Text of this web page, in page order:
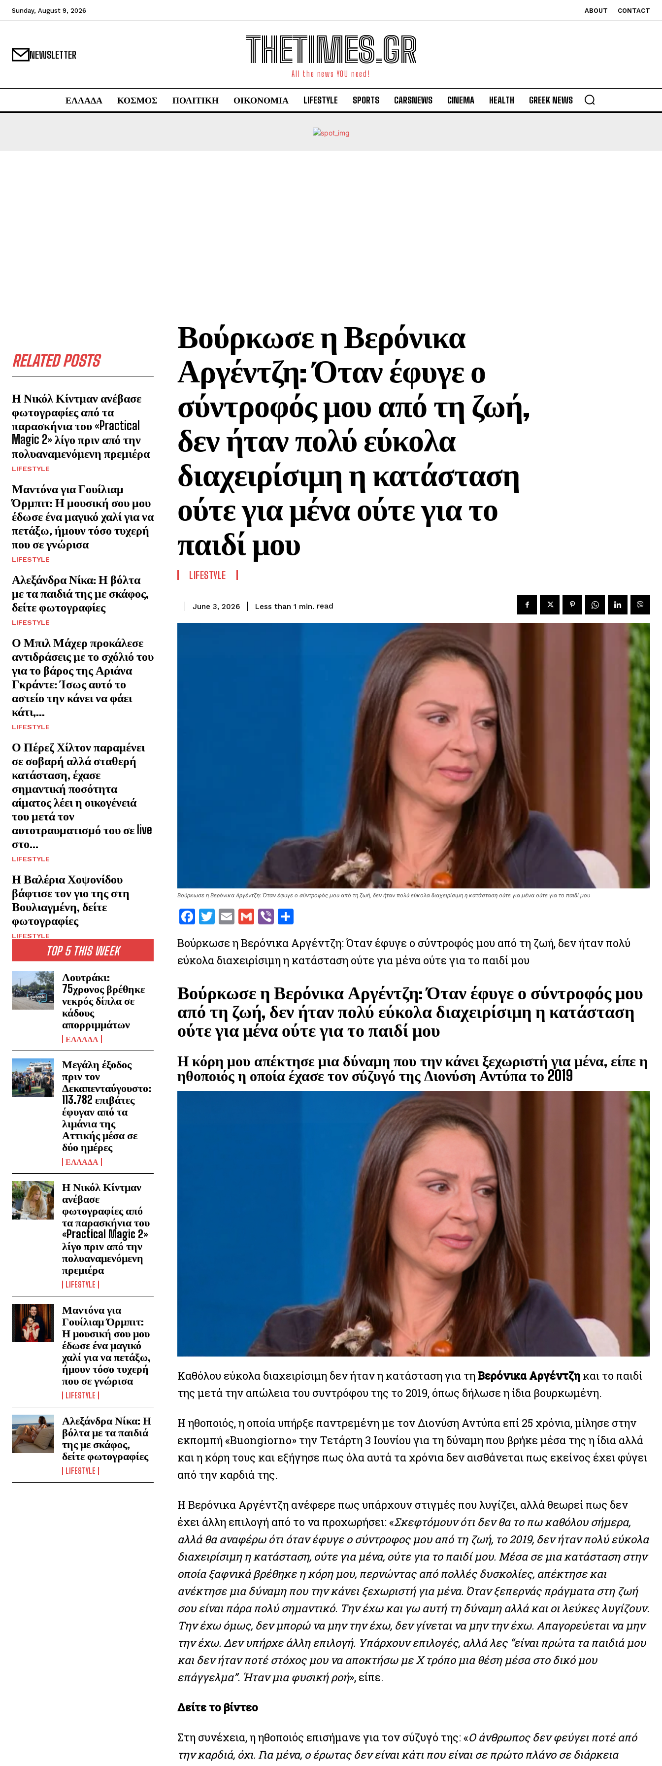
Facebook
Twitter
EmailGmail
ViberShare
Facebook
Twitter
Email
Gmail
ViberShare
Sunday, August 9, 2026 ABOUT CONTACT
NEWSLETTER THETIMES.GR
All the news YOU need!
ΕΛΛΑΔΑ ΚΟΣΜΟΣ ΠΟΛΙΤΙΚΗ ΟΙΚΟΝΟΜΙΑ LIFESTYLE SPORTS CARSNEWS CINEMA HEALTH GREEK NEWS
RELATED POSTS
Η Νικόλ Κίντμαν ανέβασε
φωτογραφίες από τα
παρασκήνια του «Practical
Magic 2» λίγο πριν από την
πολυαναμενόμενη πρεμιέρα
LIFESTYLE
Μαντόνα για Γουίλιαμ
Όρμπιτ: Η μουσική σου μου
έδωσε ένα μαγικό χαλί για να
πετάξω, ήμουν τόσο τυχερή
που σε γνώρισα
LIFESTYLE
Αλεξάνδρα Νίκα: Η βόλτα
με τα παιδιά της με σκάφος,
δείτε φωτογραφίες
LIFESTYLE
Ο Μπιλ Μάχερ προκάλεσε
αντιδράσεις με το σχόλιό του
για το βάρος της Αριάνα
Γκράντε: Ίσως αυτό το
αστείο την κάνει να φάει
κάτι,...
LIFESTYLE
Ο Πέρεζ Χίλτον παραμένει
σε σοβαρή αλλά σταθερή
κατάσταση, έχασε
σημαντική ποσότητα
αίματος λέει η οικογένειά
του μετά τον
αυτοτραυματισμό του σε live
στο...
LIFESTYLE
Η Βαλέρια Χοψονίδου
βάφτισε τον γιο της στη
Βουλιαγμένη, δείτε
φωτογραφίες
LIFESTYLE
TOP 5 THIS WEEK
Λουτράκι:
75χρονος βρέθηκε
νεκρός δίπλα σε
κάδους
απορριμμάτων
ΕΛΛΑΔΑ
Μεγάλη έξοδος
πριν τον
Δεκαπενταύγουστο:
113.782 επιβάτες
έφυγαν από τα
λιμάνια της
Αττικής μέσα σε
δύο ημέρες
ΕΛΛΑΔΑ
Η Νικόλ Κίντμαν
ανέβασε
φωτογραφίες από
τα παρασκήνια του
«Practical Magic 2»
λίγο πριν από την
πολυαναμενόμενη
πρεμιέρα
LIFESTYLE
Μαντόνα για
Γουίλιαμ Όρμπιτ:
Η μουσική σου μου
έδωσε ένα μαγικό
χαλί για να πετάξω,
ήμουν τόσο τυχερή
που σε γνώρισα
LIFESTYLE
Αλεξάνδρα Νίκα: Η
βόλτα με τα παιδιά
της με σκάφος,
δείτε φωτογραφίες
LIFESTYLE
Βούρκωσε η Βερόνικα
Αργέντζη: Όταν έφυγε ο
σύντροφός μου από τη ζωή,
δεν ήταν πολύ εύκολα
διαχειρίσιμη η κατάσταση
ούτε για μένα ούτε για το
παιδί μου
LIFESTYLE
June 3, 2026 Less than 1 min. read
Βούρκωσε η Βερόνικα Αργέντζη: Όταν έφυγε ο σύντροφός μου από τη ζωή, δεν ήταν πολύ εύκολα διαχειρίσιμη η κατάσταση ούτε για μένα ούτε για το παιδί μου
F
ce
b
o
k
T
it
te
E
ai
l
G
ai
l
V
er ar
e
Βούρκωσε η Βερόνικα Αργέντζη: Όταν έφυγε ο σύντροφός μου από τη ζωή, δεν ήταν πολύ
εύκολα διαχειρίσιμη η κατάσταση ούτε για μένα ούτε για το παιδί μου
Βούρκωσε η Βερόνικα Αργέντζη: Όταν έφυγε ο σύντροφός μου
από τη ζωή, δεν ήταν πολύ εύκολα διαχειρίσιμη η κατάσταση
ούτε για μένα ούτε για το παιδί μου
Η κόρη μου απέκτησε μια δύναμη που την κάνει ξεχωριστή για μένα, είπε η
ηθοποιός η οποία έχασε τον σύζυγό της Διονύση Αντύπα το 2019
Καθόλου εύκολα διαχειρίσιμη δεν ήταν η κατάσταση για τηΒερόνικα Αργέντζη και το παιδί
της μετά την απώλεια του συντρόφου της το 2019, όπως δήλωσε η ίδια βουρκωμένη.
Η ηθοποιός, η οποία υπήρξε παντρεμένη με τον Διονύση Αντύπα επί 25 χρόνια, μίλησε στην
εκπομπή «Buongiorno» την Τετάρτη 3 Ιουνίου για τη δύναμη που βρήκε μέσα της η ίδια αλλά
και η κόρη τους και εξήγησε πως όλα αυτά τα χρόνια δεν αισθάνεται πως εκείνος έχει φύγει
από την καρδιά της.
Η Βερόνικα Αργέντζη ανέφερε πως υπάρχουν στιγμές που λυγίζει, αλλά θεωρεί πως δεν
έχει άλλη επιλογή από το να προχωρήσει: «Σκεφτόμουν ότι δεν θα το πω καθόλου σήμερα,
αλλά θα αναφέρω ότι όταν έφυγε ο σύντροφος μου από τη ζωή, το 2019, δεν ήταν πολύ εύκολα
διαχειρίσιμη η κατάσταση, ούτε για μένα, ούτε για το παιδί μου. Μέσα σε μια κατάσταση στην
οποία ξαφνικά βρέθηκε η κόρη μου, περνώντας από πολλές δυσκολίες, απέκτησε και
ανέκτησε μια δύναμη που την κάνει ξεχωριστή για μένα. Όταν ξεπερνάς πράγματα στη ζωή
σου είναι πάρα πολύ σημαντικό. Την έχω και γω αυτή τη δύναμη αλλά και οι λεύκες λυγίζουν.
Την έχω όμως, δεν μπορώ να μην την έχω, δεν γίνεται να μην την έχω. Απαγορεύεται να μην
την έχω. Δεν υπήρχε άλλη επιλογή. Υπάρχουν επιλογές, αλλά λες “είναι πρώτα τα παιδιά μου
και δεν ήταν ποτέ στόχος μου να αποκτήσω με Χ τρόπο μια θέση μέσα στο δικό μου
επάγγελμα”. Ήταν μια φυσική ροή», είπε.
Δείτε το βίντεο
Στη συνέχεια, η ηθοποιός επισήμανε για τον σύζυγό της: «Ο άνθρωπος δεν φεύγει ποτέ από
την καρδιά, όχι. Για μένα, ο έρωτας δεν είναι κάτι που είναι σε πρώτο πλάνο σε διάρκεια